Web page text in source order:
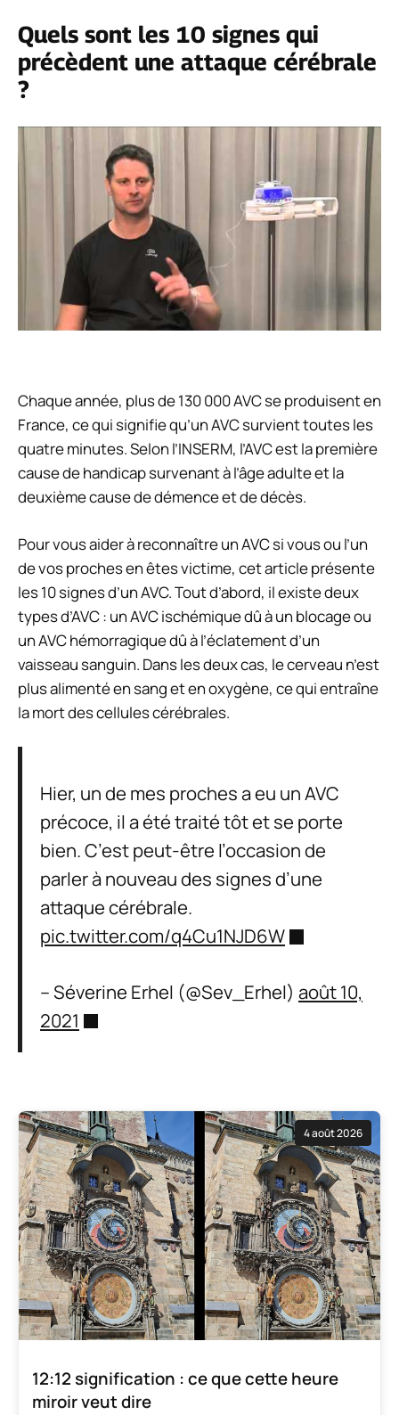
Quels sont les 10 signes qui
précèdent une attaque cérébrale
?
Chaque année, plus de 130 000 AVC se produisent en
France, ce qui signifie qu’un AVC survient toutes les
quatre minutes. Selon l’INSERM, l’AVC est la première
cause de handicap survenant à l’âge adulte et la
deuxième cause de démence et de décès.
Pour vous aider à reconnaître un AVC si vous ou l’un
de vos proches en êtes victime, cet article présente
les 10 signes d’un AVC. Tout d’abord, il existe deux
types d’AVC : un AVC ischémique dû à un blocage ou
un AVC hémorragique dû à l’éclatement d’un
vaisseau sanguin. Dans les deux cas, le cerveau n’est
plus alimenté en sang et en oxygène, ce qui entraîne
la mort des cellules cérébrales.
Hier, un de mes proches a eu un AVC
précoce, il a été traité tôt et se porte
bien. C’est peut-être l’occasion de
parler à nouveau des signes d’une
attaque cérébrale.
pic.twitter.com/q4Cu1NJD6W
– Séverine Erhel (@Sev_Erhel) août 10,
2021
4 août 2026
12:12 signification : ce que cette heure
miroir veut dire